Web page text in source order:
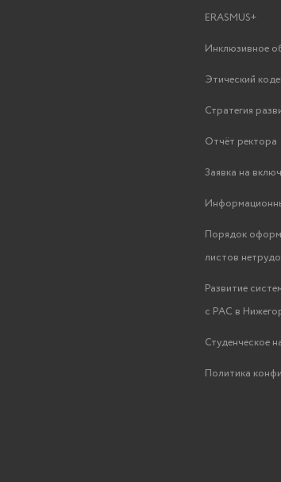
ERASMUS+
Инклюзивное
Этический
Стратегия
Отчёт ректора
Заявка на
Порядок
листов
Развитие
с РАС в
Студенческое
Политика